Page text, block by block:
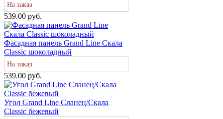
На заказ
539.00 руб.
Фасадная панель Grand Line Скала
Classic шоколадный
На заказ
539.00 руб.
Угол Grand Line Сланец/Скала
Classic бежевый